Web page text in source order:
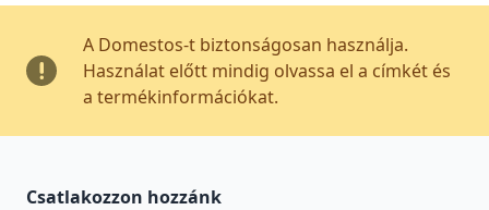
A Domestos-t biztonságosan használja.
Használat előtt mindig olvassa el a címkét és
a termékinformációkat.
Csatlakozzon hozzánk